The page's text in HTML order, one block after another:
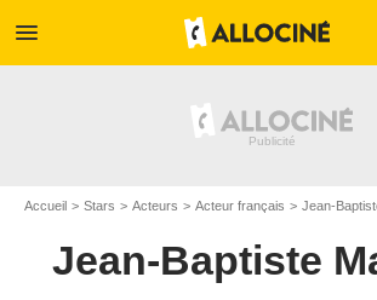
menu
Accueil Stars Acteurs Acteur français Jean-
Jean-Baptiste